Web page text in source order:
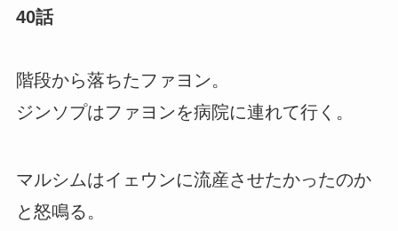
40話
階段から落ちたファヨン。
ジンソプはファヨンを病院に連れて行く。
マルシムはイェウンに流産させたかったのか
と怒鳴る。